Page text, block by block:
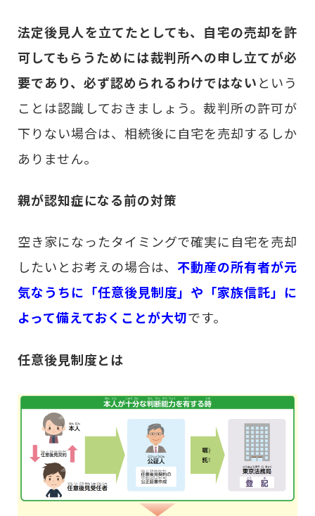
法定後見人を立てたとしても、自宅の売却を許
可してもらうためには裁判所への申し立てが必
要であり、必ず認められるわけではないという
ことは認識しておきましょう。裁判所の許可が
下りない場合は、相続後に自宅を売却するしか
ありません。
親が認知症になる前の対策
空き家になったタイミングで確実に自宅を売却
したいとお考えの場合は、 不動産の所有者が元
気なうちに「任意後見制度」や「家族信託」に
よって備えておくことが大切です。
任意後見制度とは